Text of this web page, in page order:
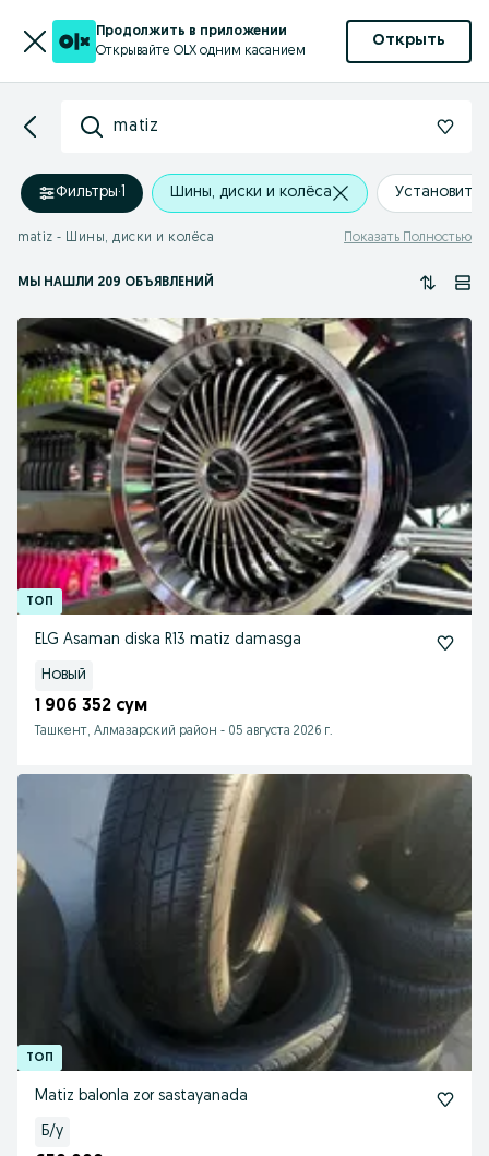
Продолжить в приложении
Открывайте OLX одним касанием
Открыть
matiz
Фильтры·1 Шины, диски и колёса Установить
matiz - Шины, диски и колёса Показать Полностью
МЫ НАШЛИ 209 ОБЪЯВЛЕНИЙ
ELG Asaman diska R13 matiz damasga
Новый
1 906 352 сум
Ташкент, Алмазарский район - 05 августа 2026 г.
Matiz balonla zor sastayanada
Б/у